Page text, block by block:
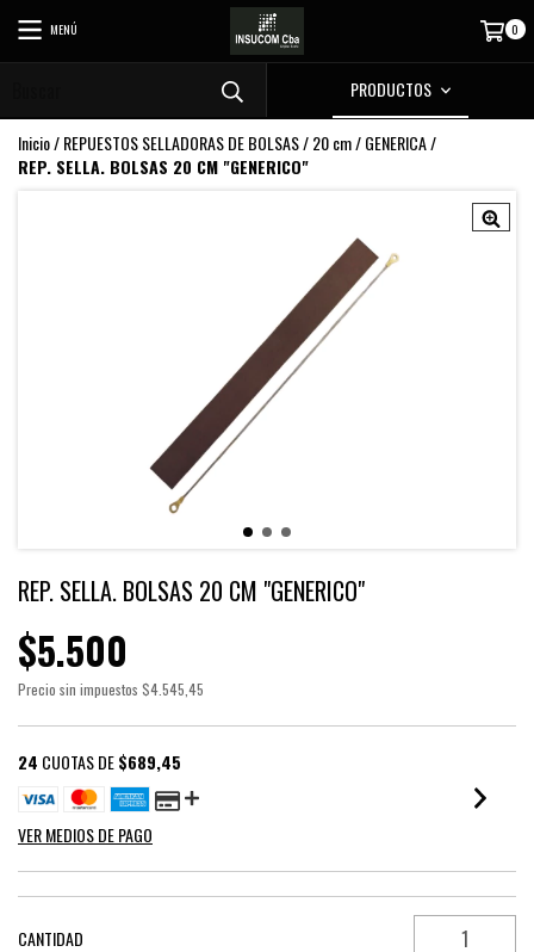
MENÚ 0
PRODUCTOS
Inicio/REPUESTOS SELLADORAS DE BOLSAS/20 cm/GENERICA/
REP. SELLA. BOLSAS 20 CM "GENERICO"
REP. SELLA. BOLSAS 20 CM "GENERICO"
$5.500
Precio sin impuestos $4.545,45
24 CUOTAS DE$689,45
VER MEDIOS DE PAGO
CANTIDAD